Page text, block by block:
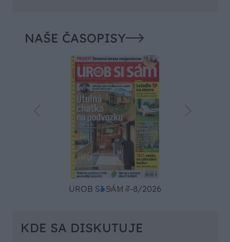
NAŠE ČASOPISY
UROB SI SÁM 7-8/2026
KDE SA DISKUTUJE